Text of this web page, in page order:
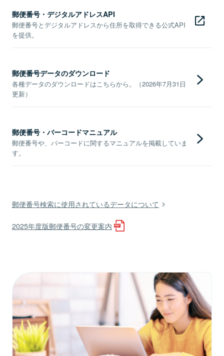
郵便番号・デジタルアドレスAPI
郵便番号とデジタルアドレスから住所を取得できる公式API
を提供。
郵便番号データのダウンロード
各種データのダウンロードはこちらから。（2026年7月31日
更新）
郵便番号・バーコードマニュアル
郵便番号や、バーコードに関するマニュアルを掲載していま
す。
郵便番号検索に使用されているデータについて
2025年度版郵便番号の変更案内